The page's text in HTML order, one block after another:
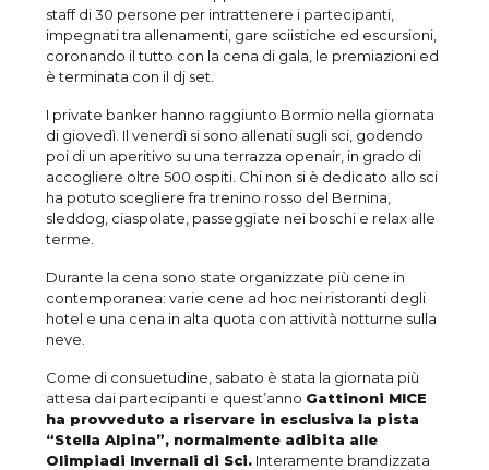
staff di 30 persone per intrattenere i partecipanti,
impegnati tra allenamenti, gare sciistiche ed escursioni,
coronando il tutto con la cena di gala, le premiazioni ed
è terminata con il dj set.
I private banker hanno raggiunto Bormio nella giornata
di giovedì. Il venerdì si sono allenati sugli sci, godendo
poi di un aperitivo su una terrazza openair, in grado di
accogliere oltre 500 ospiti. Chi non si è dedicato allo sci
ha potuto scegliere fra trenino rosso del Bernina,
sleddog, ciaspolate, passeggiate nei boschi e relax alle
terme.
Durante la cena sono state organizzate più cene in
contemporanea: varie cene ad hoc nei ristoranti degli
hotel e una cena in alta quota con attività notturne sulla
neve.
Come di consuetudine, sabato è stata la giornata più
attesa dai partecipanti e quest’anno Gattinoni MICE
ha provveduto a riservare in esclusiva la pista
“Stella Alpina”, normalmente adibita alle
Olimpiadi Invernali di Sci. Interamente brandizzata